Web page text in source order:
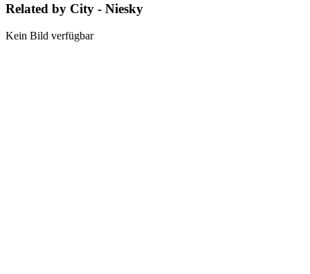
Related by City - Niesky
Kein Bild verfügbar